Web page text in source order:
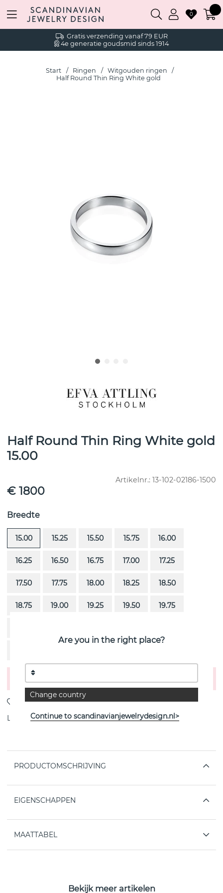
Gratis verzending vanaf 79 EUR
4e generatie goudsmid sinds 1914
0
Start Ringen
Witgouden ringen
Half Round Thin Ring White gold
Half Round Thin Ring White gold
15.00
Artikelnr.: 13-102-02186-1500
€ 1800
Breedte
15.00 15.25 15.50 15.75 16.00
16.25 16.50 16.75 17.00 17.25
17.50 17.75 18.00 18.25 18.50
18.75 19.00 19.25 19.50 19.75
Levering:Bestel item 4-6 weken
PRODUCTOMSCHRIJVING
EIGENSCHAPPEN
MAATTABEL
Bekijk meer artikelen
Are you in the right place?
Change country
Continue to scandinavianjewelrydesign.nl>